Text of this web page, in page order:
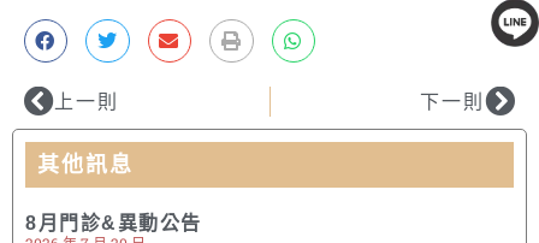
上一則 下一則
其他訊息
8月門診&異動公告